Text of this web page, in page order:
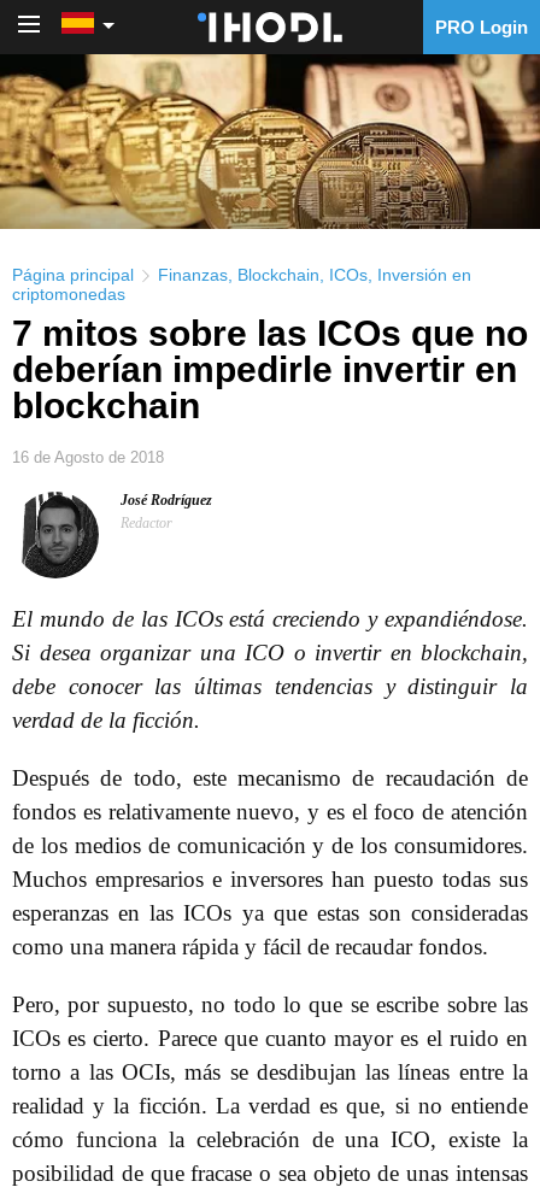
PRO Login
Página principal Finanzas Blockchain ICOs Inversión en
criptomonedas
7 mitos sobre las ICOs que no
deberían impedirle invertir en
blockchain
16 de Agosto de 2018
José Rodríguez
Redactor
El mundo de las ICOs está creciendo y expandiéndose.
Si desea organizar una ICO o invertir en blockchain,
debe conocer las últimas tendencias y distinguir la
verdad de la ficción.
Después de todo, este mecanismo de recaudación de
fondos es relativamente nuevo, y es el foco de atención
de los medios de comunicación y de los consumidores.
Muchos empresarios e inversores han puesto todas sus
esperanzas en las ICOs ya que estas son consideradas
como una manera rápida y fácil de recaudar fondos.
Pero, por supuesto, no todo lo que se escribe sobre las
ICOs es cierto. Parece que cuanto mayor es el ruido en
torno a las OCIs, más se desdibujan las líneas entre la
realidad y la ficción. La verdad es que, si no entiende
cómo funciona la celebración de una ICO, existe la
posibilidad de que fracase o sea objeto de unas intensas